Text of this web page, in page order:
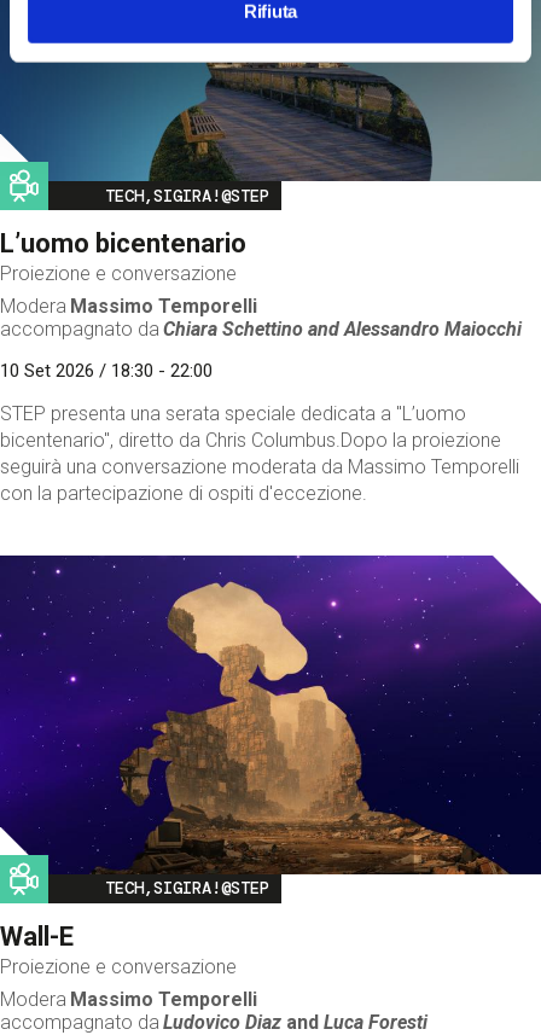
Rifiuta
Image
TECH,SIGIRA!@STEP
L’uomo bicentenario
Proiezione e conversazione
Modera Massimo Temporelli
accompagnato da Chiara Schettino andAlessandro Maiocchi
10 Set 2026 / 18:30 - 22:00
STEP presenta una serata speciale dedicata a "L’uomo
bicentenario", diretto da Chris Columbus.Dopo la proiezione
seguirà una conversazione moderata da Massimo Temporelli
con la partecipazione di ospiti d'eccezione.
Image
TECH,SIGIRA!@STEP
Wall-E
Proiezione e conversazione
Modera Massimo Temporelli
accompagnato da Ludovico Diaz andLuca Foresti